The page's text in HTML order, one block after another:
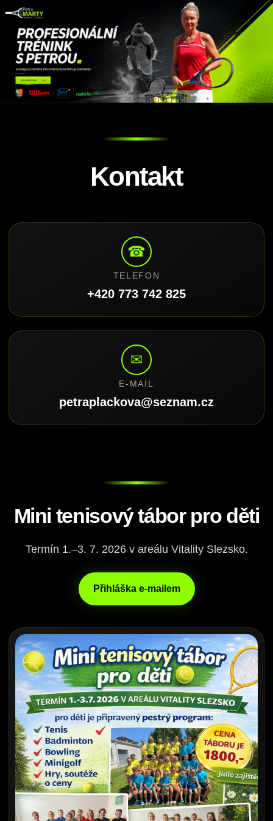
Kontakt
☎
TELEFON
+420 773 742 825
✉
E-MAIL
petraplackova@seznam.cz
Mini tenisový tábor pro děti
Termín 1.–3. 7. 2026 v areálu Vitality Slezsko.
Přihláška e-mailem